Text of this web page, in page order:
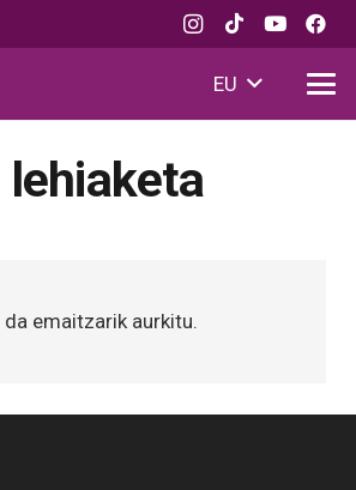
EU
da emaitzarik aurkitu.